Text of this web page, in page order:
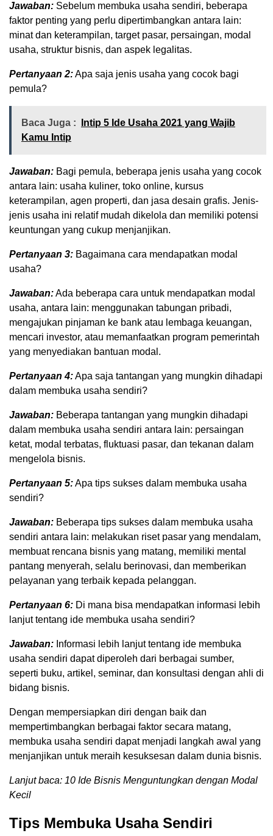
Jawaban: Sebelum membuka usaha sendiri, beberapa
faktor penting yang perlu dipertimbangkan antara lain:
minat dan keterampilan, target pasar, persaingan, modal
usaha, struktur bisnis, dan aspek legalitas.
Pertanyaan 2:Apa saja jenis usaha yang cocok bagi
pemula?
Baca Juga :
Intip 5 Ide Usaha 2021 yang Wajib
Kamu Intip
Jawaban: Bagi pemula, beberapa jenis usaha yang cocok
antara lain: usaha kuliner, toko online, kursus
keterampilan, agen properti, dan jasa desain grafis. Jenis-
jenis usaha ini relatif mudah dikelola dan memiliki potensi
keuntungan yang cukup menjanjikan.
Pertanyaan 3: Bagaimana cara mendapatkan modal
usaha?
Jawaban:Ada beberapa cara untuk mendapatkan modal
usaha, antara lain: menggunakan tabungan pribadi,
mengajukan pinjaman ke bank atau lembaga keuangan,
mencari investor, atau memanfaatkan program pemerintah
yang menyediakan bantuan modal.
Pertanyaan 4:Apa saja tantangan yang mungkin dihadapi
dalam membuka usaha sendiri?
Jawaban: Beberapa tantangan yang mungkin dihadapi
dalam membuka usaha sendiri antara lain: persaingan
ketat, modal terbatas, fluktuasi pasar, dan tekanan dalam
mengelola bisnis.
Pertanyaan 5:Apa tips sukses dalam membuka usaha
sendiri?
Jawaban: Beberapa tips sukses dalam membuka usaha
sendiri antara lain: melakukan riset pasar yang mendalam,
membuat rencana bisnis yang matang, memiliki mental
pantang menyerah, selalu berinovasi, dan memberikan
pelayanan yang terbaik kepada pelanggan.
Pertanyaan 6: Di mana bisa mendapatkan informasi lebih
lanjut tentang ide membuka usaha sendiri?
Jawaban: Informasi lebih lanjut tentang ide membuka
usaha sendiri dapat diperoleh dari berbagai sumber,
seperti buku, artikel, seminar, dan konsultasi dengan ahli di
bidang bisnis.
Dengan mempersiapkan diri dengan baik dan
mempertimbangkan berbagai faktor secara matang,
membuka usaha sendiri dapat menjadi langkah awal yang
menjanjikan untuk meraih kesuksesan dalam dunia bisnis.
Lanjut baca: 10 Ide Bisnis Menguntungkan dengan Modal
Kecil
Tips Membuka Usaha Sendiri